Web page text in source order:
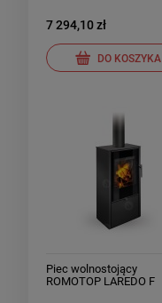
7 294,10 zł
DO KOSZYKA
Piec wolnostojący
ROMOTOP LAREDO F